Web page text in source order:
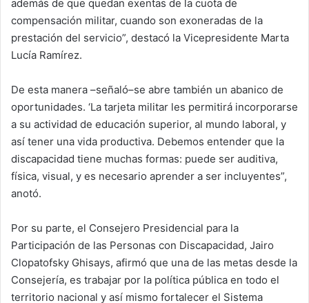
además de que quedan exentas de la cuota de
compensación militar, cuando son exoneradas de la
prestación del servicio”, destacó la Vicepresidente Marta
Lucía Ramírez.
De esta manera –señaló–se abre también un abanico de
oportunidades. ‘La tarjeta militar les permitirá incorporarse
a su actividad de educación superior, al mundo laboral, y
así tener una vida productiva. Debemos entender que la
discapacidad tiene muchas formas: puede ser auditiva,
física, visual, y es necesario aprender a ser incluyentes”,
anotó.
Por su parte, el Consejero Presidencial para la
Participación de las Personas con Discapacidad, Jairo
Clopatofsky Ghisays, afirmó que una de las metas desde la
Consejería, es trabajar por la política pública en todo el
territorio nacional y así mismo fortalecer el Sistema